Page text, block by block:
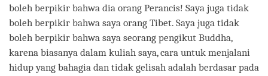
boleh berpikir bahwa dia orang Perancis! Saya juga tidak
boleh berpikir bahwa saya orang Tibet. Saya juga tidak
boleh berpikir bahwa saya seorang pengikut Buddha,
karena biasanya dalam kuliah saya, cara untuk menjalani
hidup yang bahagia dan tidak gelisah adalah berdasar pada